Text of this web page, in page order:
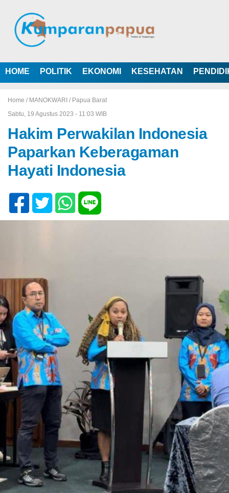
HOME POLITIK EKONOMI KESEHATAN
Home / MANOKWARI / Papua Barat
Sabtu, 19 Agustus 2023 - 11:03 WIB
Hakim Perwakilan Indonesia
Paparkan Keberagaman
Hayati Indonesia